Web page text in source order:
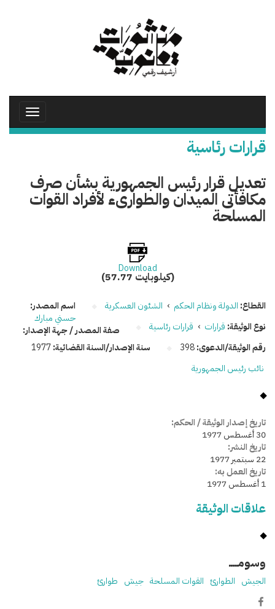
Toggle
قرارات رئاسية
تعديل قرار رئيس الجمهورية بشأن صرف
مكافأتى الميدان والطوارىء لأفراد القوات
المسلحة
Download
(57.77 كيلوبايت)
القطاع: الدولة ونظام الحكم › الشئون العسكرية
نوع الوثيقة: قرارات › قرارات رئاسية
رقم الوثيقة/الدعوى:398 سنة الإصدار/السنة القضائية:1977
اسم المصدر:
حسني مبارك
صفة المصدر / جهة الإصدار:
نائب رئيس الجمهورية
تاريخ إصدار الوثيقة / الحكم:
30 أغسطس 1977
تاريخ النشر:
22 سبتمبر 1977
تاريخ العمل به:
1 أغسطس 1977
علاقات الوثيقة
وسومـــــ
الجيش الطوارئ القوات المسلحة جيش طوارئ